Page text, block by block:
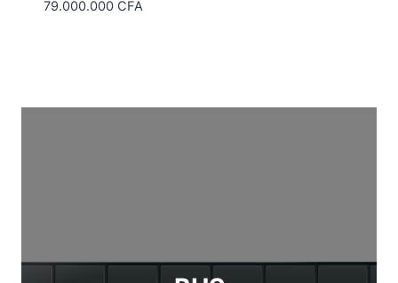
79.000.000 CFA